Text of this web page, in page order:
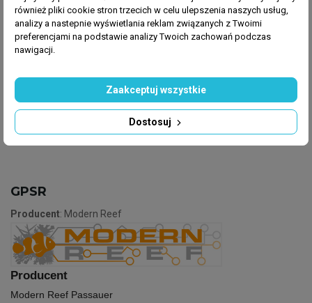
skimmer na 2 godziny. Może być używany z
BIOActivator i BIODiversity razem. Można go również
zastosować w pierwszym cyklu, aby rozpocząć
wymaga chłodzenia.
GPSR
Producent: Modern Reef
Producent
Modern Reef Passauer
również pliki cookie stron trzecich w celu ulepszenia naszych usług,
analizy a nastepnie wyświetlania reklam związanych z Twoimi
preferencjami na podstawie analizy Twoich zachowań podczas
nawigacji.
Dostosuj
Zaakceptuj wszystkie